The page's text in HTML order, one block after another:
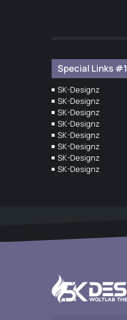
Special Links #1
SK-Designz
SK-Designz
SK-Designz
SK-Designz
SK-Designz
SK-Designz
SK-Designz
SK-Designz